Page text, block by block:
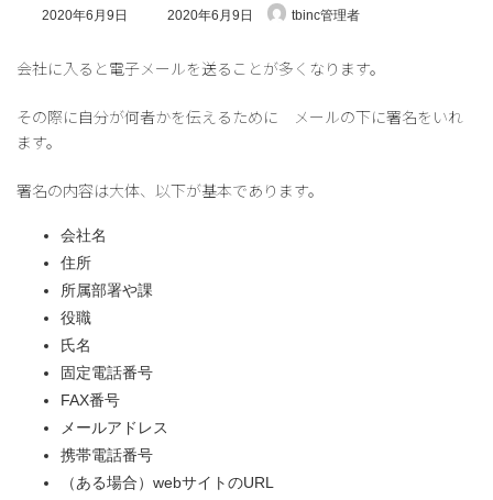
2020年6月9日
最
新
:
2020年6月9日 tbinc管理者
会社に入ると電子メールを送ることが多くなります。
その際に自分が何者かを伝えるために メールの下に署名をいれ
ます。
署名の内容は大体、以下が基本であります。
会社名
住所
所属部署や課
役職
氏名
固定電話番号
FAX番号
メールアドレス
携帯電話番号
（ある場合）webサイトのURL